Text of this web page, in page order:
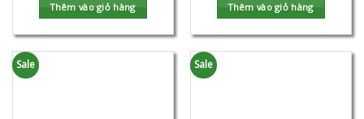
Thêm vào giỏ hàng Thêm vào giỏ hàng
Sale Sale